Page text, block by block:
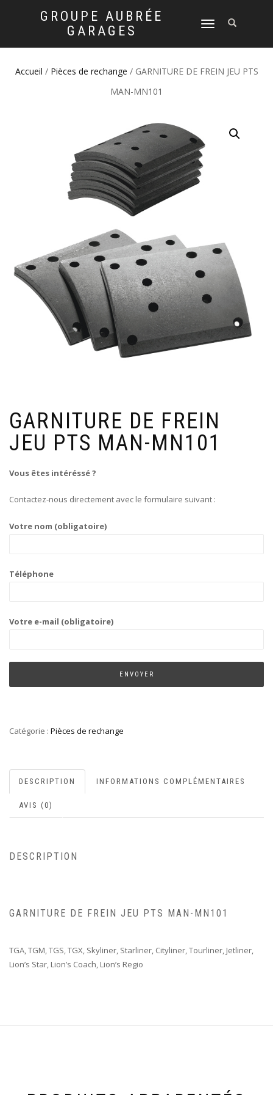
GROUPE AUBRÉE
GARAGES
DÉPLIER
NAVIGATION
Accueil / Pièces de rechange / GARNITURE DE FREIN JEU PTS
MAN-MN101
GARNITURE DE FREIN
JEU PTS MAN-MN101
Vous êtes intéréssé ?
Contactez-nous directement avec le formulaire suivant :
Votre nom (obligatoire)
Téléphone
Votre e-mail (obligatoire)
Catégorie : Pièces de rechange
DESCRIPTION INFORMATIONS COMPLÉMENTAIRES
AVIS (0)
DESCRIPTION
GARNITURE DE FREIN JEU PTS MAN-MN101
TGA, TGM, TGS, TGX, Skyliner, Starliner, Cityliner, Tourliner, Jetliner,
Lion’s Star, Lion’s Coach, Lion’s Regio